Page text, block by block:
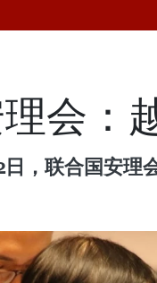
会：
，联合国安理